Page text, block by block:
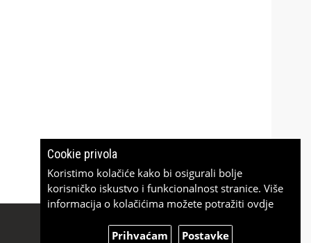
Cookie privola
Koristimo kolačiće kako bi osigurali bolje
korisničko iskustvo i funkcionalnost stranice. Više
informacija o kolačićima možete potražiti ovdje
Prihvaćam Postavke